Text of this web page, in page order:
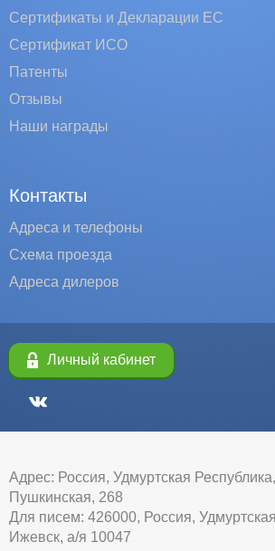
Сертификаты и Декларации EC
Сертификат ИСО
Патенты
Отзывы
Наши награды
Контакты
Адреса и телефоны
Схема проезда
Адреса дилеров
Личный кабинет
Адрес: Россия, Удмуртская
Пушкинская, 268
Для писем: 426000, Россия,
Ижевск, а/я 10047